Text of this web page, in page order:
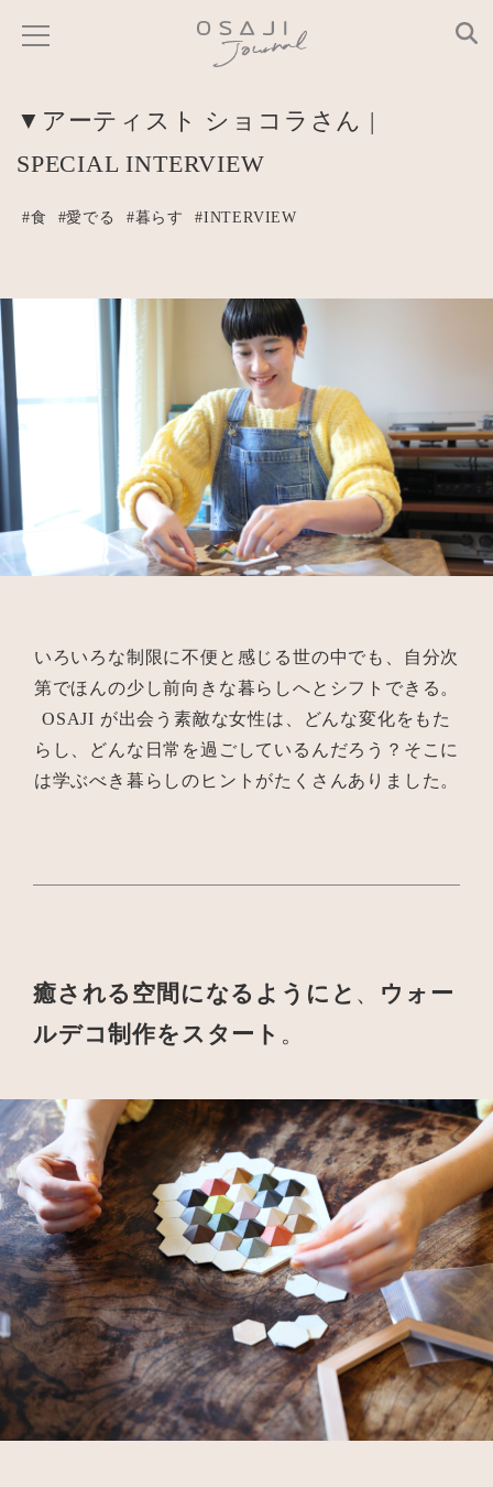
▼アーティスト ショコラさん |
SPECIAL INTERVIEW
#食 #愛でる #暮らす #INTERVIEW
いろいろな制限に不便と感じる世の中でも、自分次
第でほんの少し前向きな暮らしへとシフトできる。
OSAJI が出会う素敵な女性は、どんな変化をもた
らし、どんな日常を過ごしているんだろう？そこに
は学ぶべき暮らしのヒントがたくさんありました。
癒される空間になるようにと 、 ウォー
ルデコ制作をスタート 。